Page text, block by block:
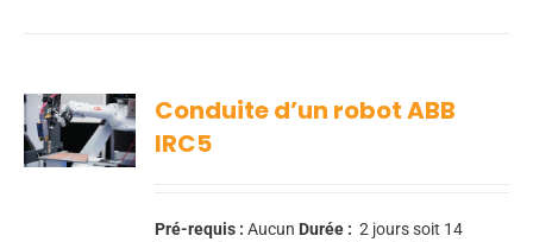
Conduite d’un robot ABB
IRC5
Pré-requis : Aucun Durée : 2 jours soit 14